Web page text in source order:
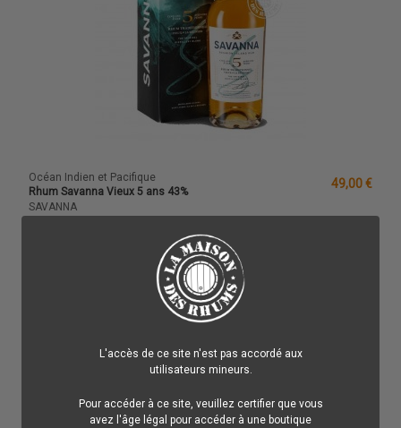
L'accès de ce site n'est pas accordé aux
utilisateurs mineurs.
Pour accéder à ce site, veuillez certifier que vous
avez l'âge légal pour accéder à une boutique
Océan Indien et Pacifique
Rhum Savanna Vieux 5 ans 43%
SAVANNA
49,00 €
dégustation comme en cocktail !
Ajouter au panier